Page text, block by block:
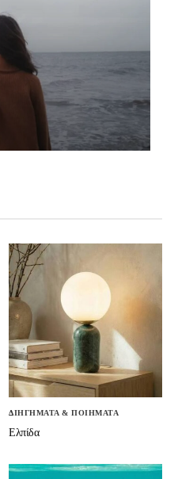
ΔΙΗΓΗΜΑΤΑ & ΠΟΙΗΜΑΤΑ
Ελπίδα